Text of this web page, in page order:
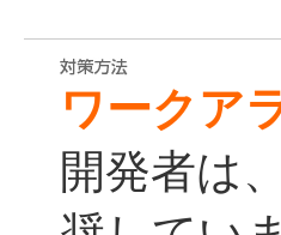
ワークア
開発者は